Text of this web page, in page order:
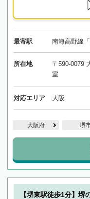
最寄駅 南海高野線
所在地
〒590-0079
室
対応エリア 大阪
大阪府 堺
【堺東駅徒歩1分】